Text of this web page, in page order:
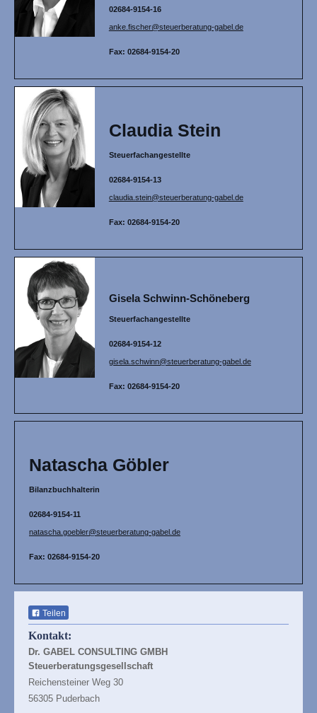
02684-9154-16
anke.fischer@steuerberatung-gabel.de
Fax: 02684-9154-20
Claudia Stein
Steuerfachangestellte
02684-9154-13
claudia.stein@steuerberatung-gabel.de
Fax: 02684-9154-20
Gisela Schwinn-Schöneberg
Steuerfachangestellte
02684-9154-12
gisela.schwinn@steuerberatung-gabel.de
Fax: 02684-9154-20
Natascha Göbler
Bilanzbuchhalterin
02684-9154-11
natascha.goebler@steuerberatung-gabel.de
Fax: 02684-9154-20
Teilen
Kontakt:
Dr. GABEL CONSULTING GMBH
Steuerberatungsgesellschaft
Reichensteiner Weg 30
56305 Puderbach